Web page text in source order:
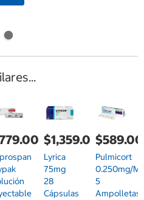
$1,359.00
Lyrica
75mg
28
Cápsulas
$589.00
Pulmicort
0.250mg/ml
5
Ampolletas